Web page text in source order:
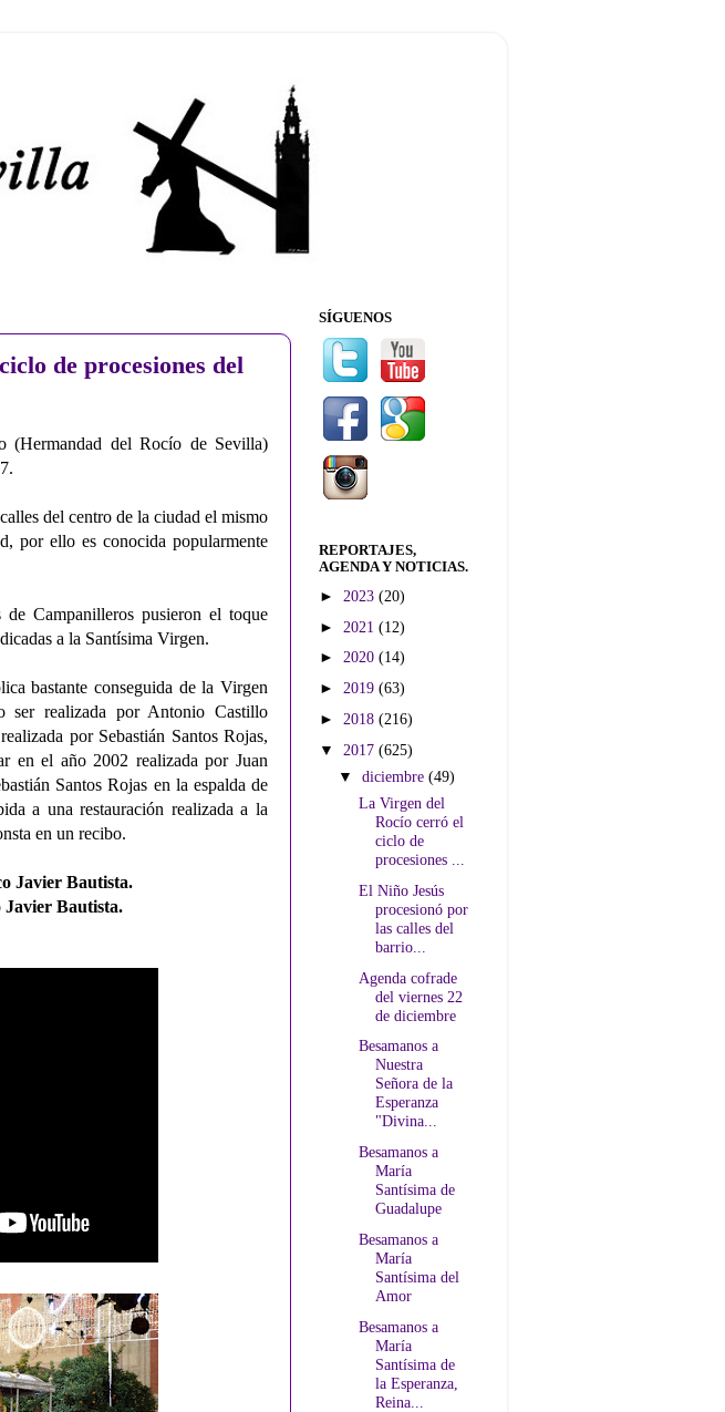
de procesiones del
del Rocío de Sevilla)
del centro de la ciudad el mismo
por ello es conocida popularmente
Campanilleros pusieron el toque
a la Santísima Virgen.
bastante conseguida de la Virgen
realizada por Antonio Castillo
por Sebastián Santos Rojas,
en el año 2002 realizada por Juan
Santos Rojas en la espalda de
a una restauración realizada a la
en un recibo.
Javier Bautista.
Javier Bautista.
SÍGUENOS
REPORTAJES,
AGENDA Y NOTICIAS.
► 2023 (20)
► 2021 (12)
► 2020 (14)
► 2019 (63)
► 2018 (216)
▼ 2017 (625)
▼diciembre(49)
La Virgen del
Rocío cerró el
ciclo de
procesiones ...
El Niño Jesús
procesionó por
las calles del
barrio...
Agenda cofrade
del viernes 22
de diciembre
Besamanos a
Nuestra
Señora de la
Esperanza
"Divina...
Besamanos a
María
Santísima de
Guadalupe
Besamanos a
María
Santísima del
Amor
Besamanos a
María
Santísima de
la Esperanza,
Reina...